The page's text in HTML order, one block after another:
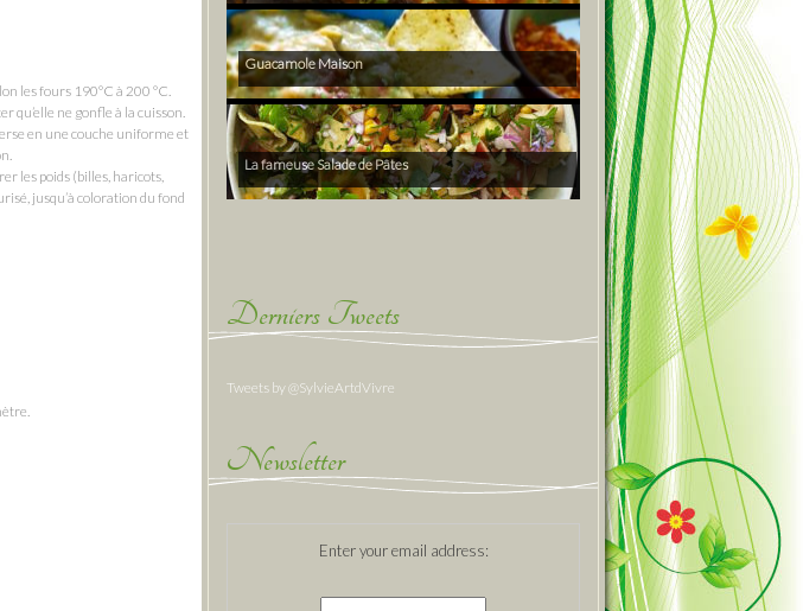
les fours 190°C à 200 °C.
qu’elle ne gonfle à la cuisson.
en une couche uniforme et
les poids (billes, haricots,
jusqu’à coloration du fond
Guacamole Maison
La fameuse Salade de Pâtes
Derniers Tweets
Tweets by @SylvieArtdVivre
Newsletter
Enter your email address: